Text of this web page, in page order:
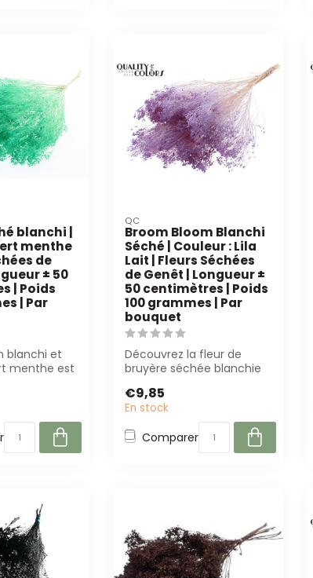
blanchi |
menthe
de
± 50
| Poids
| Par
blanchi et
menthe est
QC
Broom Bloom Blanchi
Séché | Couleur : Lila
Lait | Fleurs Séchées
de Genêt | Longueur ±
50 centimètres | Poids
100 grammes | Par
bouquet
Découvrez la fleur de
bruyère séchée blanchie
pour les...
€9,85
En stock
Comparer